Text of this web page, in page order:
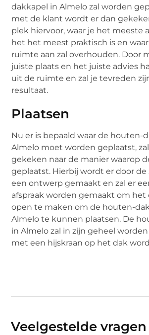
dakkapel in Almelo zal worden
met de klant wordt er dan
plek hiervoor, waar je het meeste
het het meest praktisch is en
ruimte aan zal overhouden. Door
juiste plaats en het juiste advies
uit de ruimte en zal je tevreden
resultaat.
Plaatsen
Nu er is bepaald waar de houten-
Almelo moet worden geplaatst,
gekeken naar de manier waarop
geplaatst. Hierbij wordt er door de
een ontwerp gemaakt en zal er
afspraak worden gemaakt om het
open te maken om de houten-
Almelo te kunnen plaatsen. De
in Almelo zal in zijn geheel
met een hijskraan op het dak
Veelgestelde vragen